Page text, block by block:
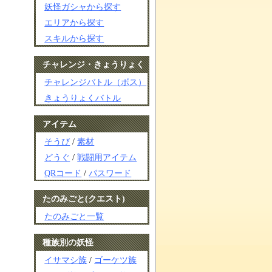
妖怪ガシャから探す
エリアから探す
スキルから探す
チャレンジ・きょうりょく
チャレンジバトル（ボス）
きょうりょくバトル
アイテム
そうび /素材
どうぐ /戦闘用アイテム
QRコード /パスワード
たのみごと(クエスト)
たのみごと一覧
種族別の妖怪
イサマシ族 / ゴーケツ族